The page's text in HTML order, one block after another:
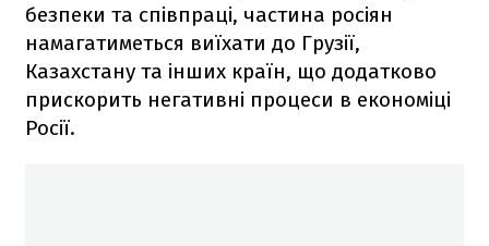
безпеки та співпраці, частина росіян
намагатиметься виїхати до Грузії,
Казахстану та інших країн, що додатково
прискорить негативні процеси в економіці
Росії.